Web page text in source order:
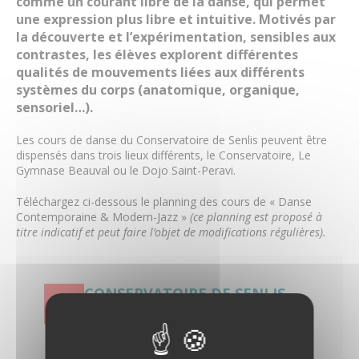
Saxophone
Percussions
Trombone
Trompette
Tuba
Violon
Violoncelle
Les professeurs
Valérie Bonardot
Aliénor Brugaillere
Patrice Couvez
Blandine Cuvillier
Benjamin Decoret
Mathilde Engelbach
Myriam Gallet
une expression plus libre et intuitive. Motivés par
la découverte et l’expérimentation, sensibles aux
contrastes, les élèves explorent différentes
qualités de mouvements liées aux différents
systèmes du corps (anatomique, organique,
sensoriel…).
Les cours de danse du Conservatoire de Senlis peuvent être
dispensés dans trois lieux différents, le Conservatoire, Le
Gymnase Beauval ou le Dojo Saint-Peravi.
Téléchargez ci-dessous le planning des cours de « Danse
Contemporaine & Modern-Jazz » (ce planning est proposé à
titre indicatif et peut faire l’objet de modifications régulières).
CONSERVATOIRE DE SENLIS -
JAZZ CONTEMPORAINE ET
ADULTE 2019-2020